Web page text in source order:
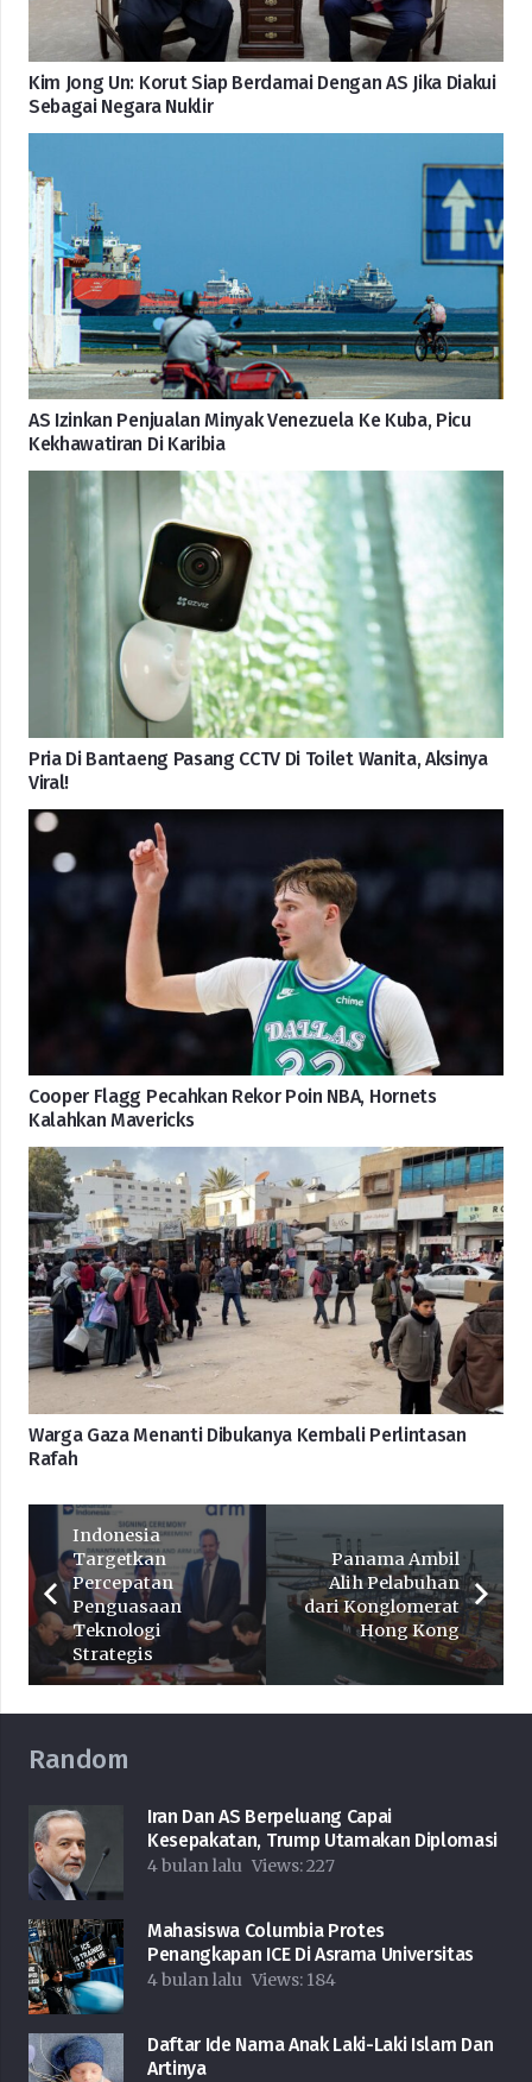
Kim Jong Un: Korut Siap Berdamai Dengan AS Jika Diakui
Sebagai Negara Nuklir
AS Izinkan Penjualan Minyak Venezuela Ke Kuba, Picu
Kekhawatiran Di Karibia
Pria Di Bantaeng Pasang CCTV Di Toilet Wanita, Aksinya
Viral!
Cooper Flagg Pecahkan Rekor Poin NBA, Hornets
Kalahkan Mavericks
Warga Gaza Menanti Dibukanya Kembali Perlintasan
Rafah
Indonesia
Targetkan
Percepatan
Penguasaan
Teknologi
Strategis
Panama Ambil
Alih Pelabuhan
dari Konglomerat
Hong Kong
Random
Iran Dan AS Berpeluang Capai
Kesepakatan, Trump Utamakan Diplomasi
4 bulan lalu Views:227
Mahasiswa Columbia Protes
Penangkapan ICE Di Asrama Universitas
4 bulan lalu Views: 184
Daftar Ide Nama Anak Laki-Laki Islam Dan
Artinya